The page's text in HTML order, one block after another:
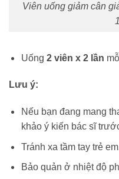
Viên uống giảm cân
Uống 2 viên x 2 lần
Lưu ý:
Nếu bạn đang mang
khảo ý kiến bác sĩ
Tránh xa tầm tay trẻ
Bảo quản ở nhiệt độ